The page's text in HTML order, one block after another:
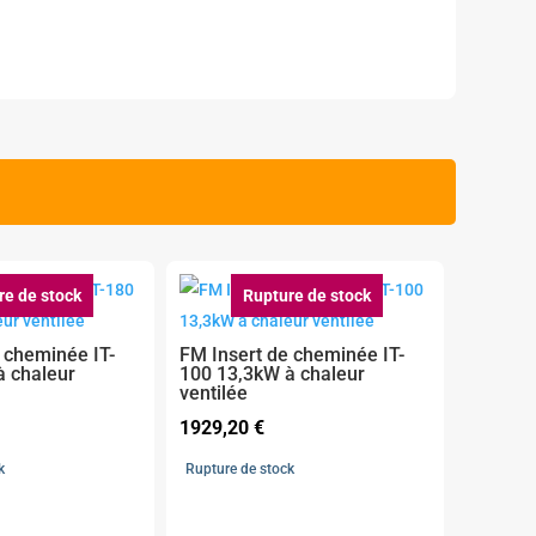
de stock
IT-
chaleur
Rupture de stock
FM Insert de cheminée IT-
100 13,3kW à chaleur
ventilée
1929,20 €
Rupture de stock